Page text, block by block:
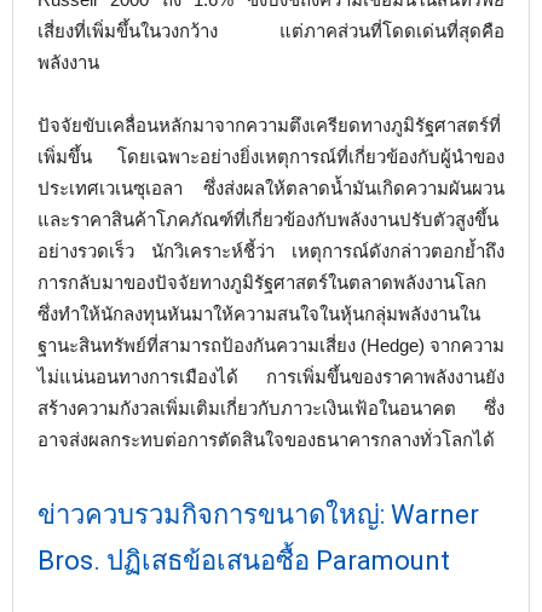
เสี่ยงที่เพิ่มขึ้นในวงกว้าง แต่ภาคส่วนที่โดดเด่นที่สุดคือ
พลังงาน
ปัจจัยขับเคลื่อนหลักมาจากความตึงเครียดทางภูมิรัฐศาสตร์ที่
เพิ่มขึ้น โดยเฉพาะอย่างยิ่งเหตุการณ์ที่เกี่ยวข้องกับผู้นำของ
ประเทศเวเนซุเอลา ซึ่งส่งผลให้ตลาดน้ำมันเกิดความผันผวน
และราคาสินค้าโภคภัณฑ์ที่เกี่ยวข้องกับพลังงานปรับตัวสูงขึ้น
อย่างรวดเร็ว นักวิเคราะห์ชี้ว่า เหตุการณ์ดังกล่าวตอกย้ำถึง
การกลับมาของปัจจัยทางภูมิรัฐศาสตร์ในตลาดพลังงานโลก
ซึ่งทำให้นักลงทุนหันมาให้ความสนใจในหุ้นกลุ่มพลังงานใน
ฐานะสินทรัพย์ที่สามารถป้องกันความเสี่ยง (Hedge) จากความ
ไม่แน่นอนทางการเมืองได้ การเพิ่มขึ้นของราคาพลังงานยัง
สร้างความกังวลเพิ่มเติมเกี่ยวกับภาวะเงินเฟ้อในอนาคต ซึ่ง
อาจส่งผลกระทบต่อการตัดสินใจของธนาคารกลางทั่วโลกได้
ข่าวควบรวมกิจการขนาดใหญ่: Warner
Bros. ปฏิเสธข้อเสนอซื้อ Paramount